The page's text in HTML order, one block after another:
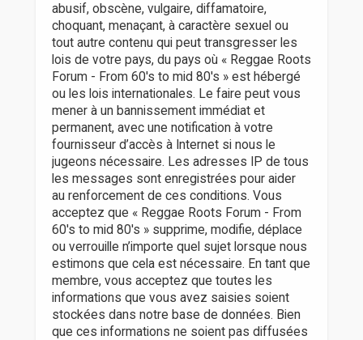
abusif, obscène, vulgaire, diffamatoire,
choquant, menaçant, à caractère sexuel ou
tout autre contenu qui peut transgresser les
lois de votre pays, du pays où « Reggae Roots
Forum - From 60's to mid 80's » est hébergé
ou les lois internationales. Le faire peut vous
mener à un bannissement immédiat et
permanent, avec une notification à votre
fournisseur d’accès à Internet si nous le
jugeons nécessaire. Les adresses IP de tous
les messages sont enregistrées pour aider
au renforcement de ces conditions. Vous
acceptez que « Reggae Roots Forum - From
60's to mid 80's » supprime, modifie, déplace
ou verrouille n’importe quel sujet lorsque nous
estimons que cela est nécessaire. En tant que
membre, vous acceptez que toutes les
informations que vous avez saisies soient
stockées dans notre base de données. Bien
que ces informations ne soient pas diffusées